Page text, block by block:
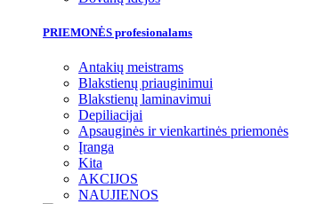
PRIEMONĖS profesionalams
Antakių meistrams
Blakstienų priauginimui
Blakstienų laminavimui
Depiliacijai
Apsauginės ir vienkartinės priemonės
Įranga
Kita
AKCIJOS
NAUJIENOS